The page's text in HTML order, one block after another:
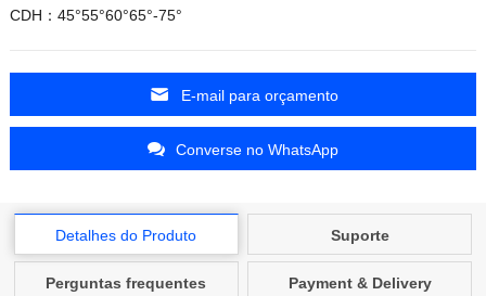
CDH：45°55°60°65°-75°
E-mail para orçamento
Converse no WhatsApp
Detalhes do Produto Suporte
Perguntas frequentes Payment & Delivery